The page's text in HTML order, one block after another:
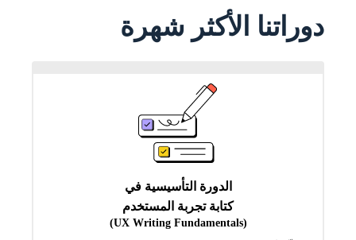
دوراتنا الأكثر شهرة
الدورة التأسيسية في
كتابة تجربة المستخدم
(UX Writing Fundamentals)